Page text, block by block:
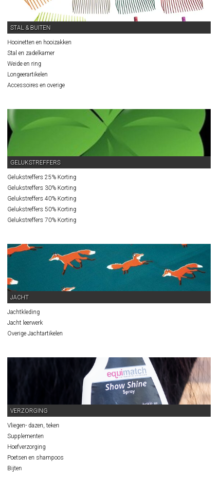
STAL & BUITEN
Hooinetten en hooizakken
Stal en zadelkamer
Weide en ring
Longeerartikelen
Accessoires en overige
GELUKSTREFFERS
Gelukstreffers 25% Korting
Gelukstreffers 30% Korting
Gelukstreffers 40% Korting
Gelukstreffers 50% Korting
Gelukstreffers 70% Korting
JACHT
Jachtkleding
Jacht leerwerk
Overige Jachtartikelen
VERZORGING
Vliegen- dazen, teken
Supplementen
Hoefverzorging
Poetsen en shampoos
Bijten